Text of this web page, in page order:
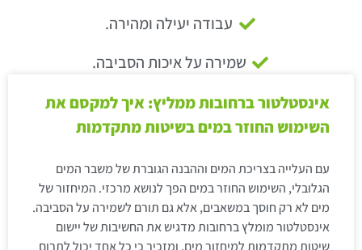
עבודה יעילה ומהירה.
שמירה על איכות הסביבה.
אינסטלטור ברחובות ממליץ: איך למקסם את
השימוש החוזר במים בשיטות מתקדמות
עם העלייה בצריכת המים וההבנה הגוברת של משבר המים
הגלובלי, השימוש החוזר במים הפך לנושא מרכזי. המיחזור של
מים לא רק חוסך במשאבים, אלא גם תורם לשמירה על הסביבה.
אינסטלטור מומלץ ברחובות מדגיש את החשיבות של יישום
שיטות מתקדמות למיחזור מים, ומזכיר כי כל אחד יכול לתרום